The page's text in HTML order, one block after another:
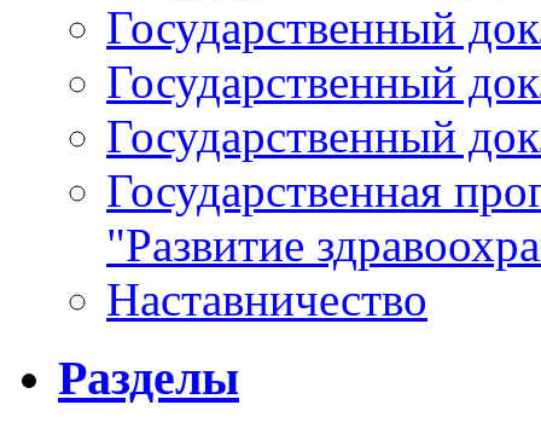
Государственный
Государственный
Государственный
Государственная
"Развитие
Наставничество
Разделы